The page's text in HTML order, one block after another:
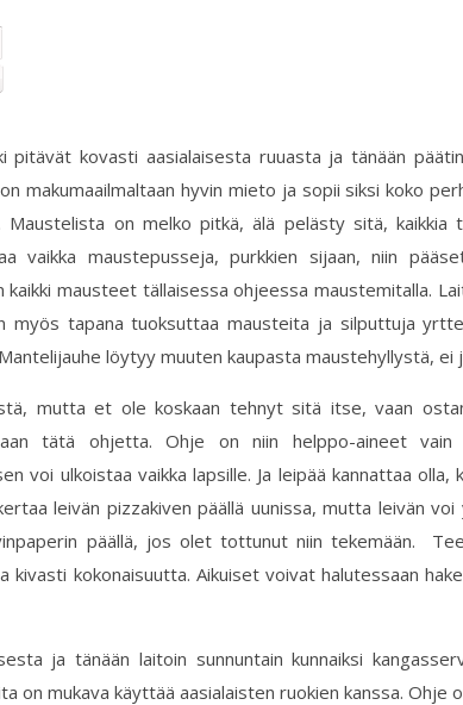
pitävät kovasti aasialaisesta ruuasta ja tänään
makumaailmaltaan hyvin mieto ja sopii siksi koko
Maustelista on melko pitkä, älä pelästy sitä, kaikkia
vaikka maustepusseja, purkkien sijaan, niin
kaikki mausteet tällaisessa ohjeessa maustemitalla.
myös tapana tuoksuttaa mausteita ja silputtuja
löytyy muuten kaupasta maustehyllystä, ei
mutta et ole koskaan tehnyt sitä itse, vaan
tätä ohjetta. Ohje on niin helppo-aineet
voi ulkoistaa vaikka lapsille. Ja leipää kannattaa olla,
leivän pizzakiven päällä uunissa, mutta leivän
päällä, jos olet tottunut niin tekemään.
kivasti kokonaisuutta. Aikuiset voivat halutessaan
ja tänään laitoin sunnuntain kunnaiksi
on mukava käyttää aasialaisten ruokien kanssa. Ohje